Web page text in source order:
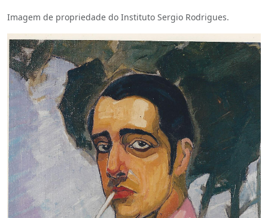
Imagem de propriedade do Instituto Sergio Rodrigues.